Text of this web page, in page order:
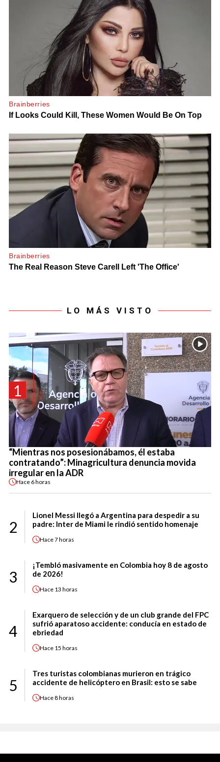
LO MÁS VISTO
1
“Mientras nos posesionábamos, él estaba
contratando”: Minagricultura denuncia movida
irregular en la ADR
Hace 6 horas
2
Lionel Messi llegó a Argentina para despedir a su
padre: Inter de Miami le rindió sentido homenaje
Hace7 horas
3
¡Tembló masivamente en Colombia hoy 8 de agosto
de 2026!
Hace 13 horas
4
Exarquero de selección y de un club grande del FPC
sufrió aparatoso accidente: conducía en estado de
ebriedad
Hace 15 horas
5
Tres turistas colombianas murieron en trágico
accidente de helicóptero en Brasil: esto se sabe
Hace8 horas